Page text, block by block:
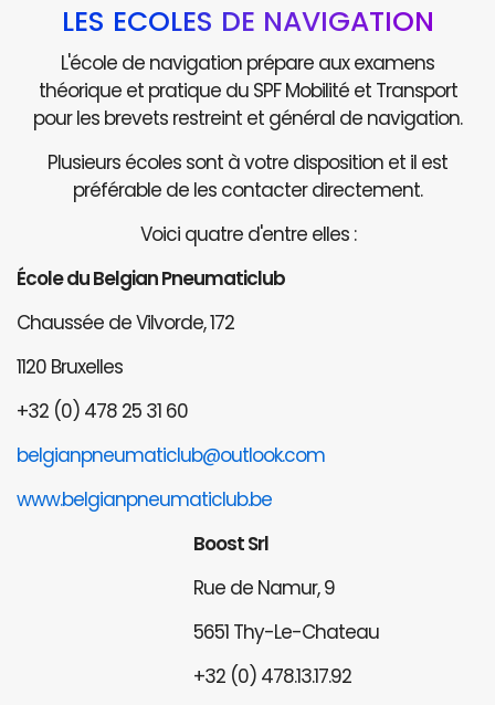
LES ÉCOLES DE NAVIGATION
L'école de navigation prépare aux examens
théorique et pratique du SPF Mobilité et Transport
pour les brevets restreint et général de navigation.
Plusieurs écoles sont à votre disposition et il est
préférable de les contacter directement.
Voici quatre d'entre elles :
École du Belgian Pneumaticlub
Chaussée de Vilvorde, 172
1120 Bruxelles
+32 (0) 478 25 31 60
belgianpneumaticlub@outlook.com
www.belgianpneumaticlub.be
Boost Srl
Rue de Namur, 9
5651 Thy-Le-Chateau
+32 (0) 478.13.17.92